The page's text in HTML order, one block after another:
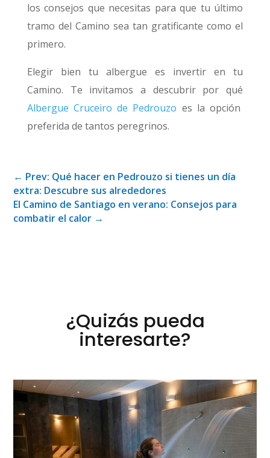
los consejos que necesitas para que tu último
tramo del Camino sea tan gratificante como el
primero.
Elegir bien tu albergue es invertir en tu
Camino. Te invitamos a descubrir por qué
Albergue Cruceiro de Pedrouzo es la opción
preferida de tantos peregrinos.
← Prev: Qué hacer en Pedrouzo si tienes un día
extra: Descubre sus alrededores
El Camino de Santiago en verano: Consejos para
combatir el calor →
¿Quizás pueda
interesarte?